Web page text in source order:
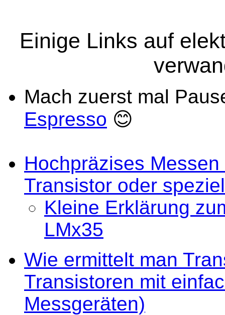
Einige Links auf
Mach zuerst mal
Espresso 😊
Hochpräzises
Transistor oder
Kleine Erklärung
LMx35
Wie ermittelt man
Transistoren mit
Messgeräten)